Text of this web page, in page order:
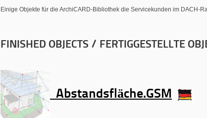
Einige Objekte für die ArchiCARD-Bibliothek die Servicekunden im DACH-
FINISHED OBJECTS / FERTIGGESTELLTE
Abstandsfläche.GSM